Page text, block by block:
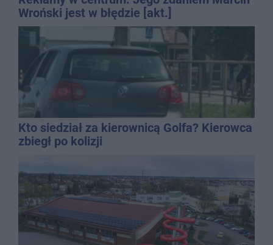
Wroński jest w błędzie [akt.]
Kto siedział za kierownicą Golfa? Kierowca
zbiegł po kolizji